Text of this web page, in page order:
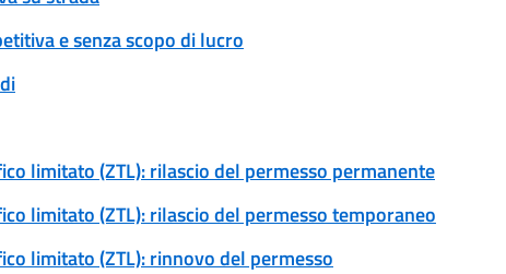
e senza scopo di lucro
limitato (ZTL): rilascio del permesso permanente
limitato (ZTL): rilascio del permesso temporaneo
limitato (ZTL): rinnovo del permesso